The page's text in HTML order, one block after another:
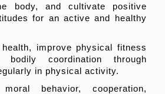
body, and cultivate positive
for an active and healthy
improve physical fitness
bodily coordination through
in physical activity.
behavior, cooperation,